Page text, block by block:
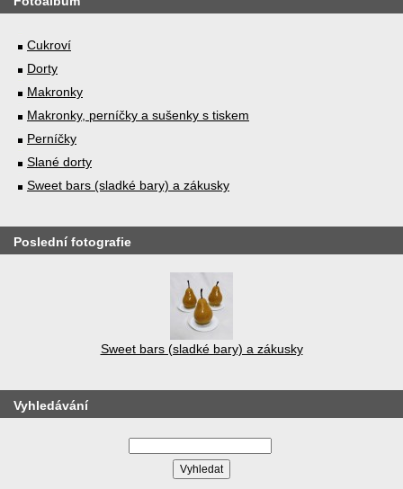
Cukroví
Dorty
Makronky
Makronky, perníčky a sušenky s tiskem
Perníčky
Slané dorty
Sweet bars (sladké bary) a zákusky
Poslední fotografie
Sweet bars (sladké bary) a zákusky
Vyhledávání